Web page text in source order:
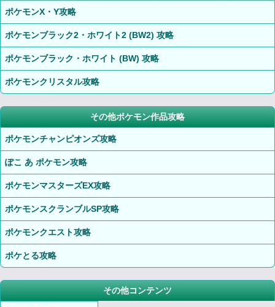
ポケモンX・Y攻略
ポケモンブラック2・ホワイト2 (BW2) 攻略
ポケモンブラック・ホワイト (BW) 攻略
ポケモンクリスタル攻略
その他ポケモン作品攻略
ポケモンチャンピオンズ攻略
ぽこ あ ポケモン攻略
ポケモンマスターズEX攻略
ポケモンスクランブルSP攻略
ポケモンクエスト攻略
ポケとる攻略
その他コンテンツ